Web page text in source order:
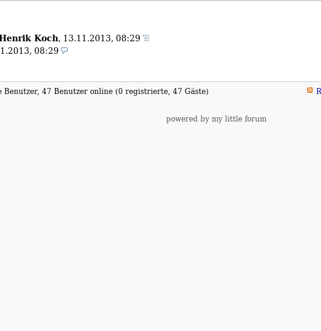
Koch, 13.11.2013, 08:29
08:29
47 Benutzer online (0 registrierte, 47 Gäste)
powered by my little forum